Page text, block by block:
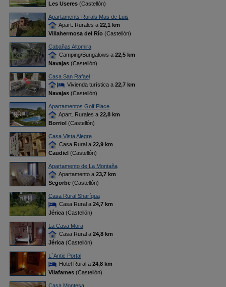
Les Useres(Castellón)
Apartaments Rurals Mas de Luis
Apart. Rurales a 22,1 km
Villahermosa del Río(Castellón)
Cabañas Altomira
Camping/Bungalows a 22,5 km
Navajas(Castellón)
Casa San Rafael
Vivienda turística a 22,7 km
Navajas(Castellón)
Apartamentos Golf Place
Apart. Rurales a 22,8 km
Borriol(Castellón)
Casa Vista Alegre
Casa Rural a 22,9 km
Caudiel(Castellón)
Apartamento de La Montaña
Apartamento a 23,7 km
Segorbe(Castellón)
Casa Rural Sharíqua
Casa Rural a 24,7 km
Jérica(Castellón)
La Casa Mora
Casa Rural a 24,8 km
Jérica(Castellón)
L´Antic Portal
Hotel Rural a 24,8 km
Vilafames(Castellón)
Casa Montesa